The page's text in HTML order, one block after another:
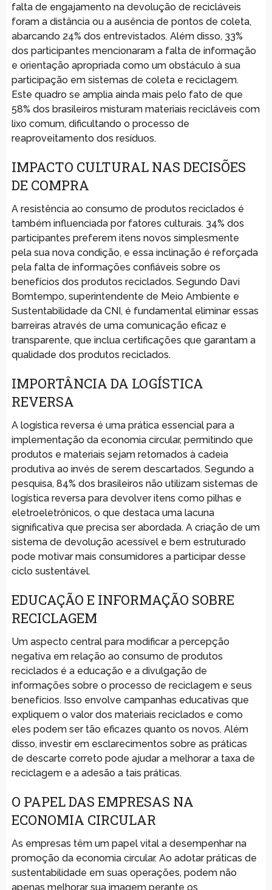
falta de engajamento na devolução de recicláveis
foram a distância ou a ausência de pontos de coleta,
abarcando 24% dos entrevistados. Além disso, 33%
dos participantes mencionaram a falta de informação
e orientação apropriada como um obstáculo à sua
participação em sistemas de coleta e reciclagem.
Este quadro se amplia ainda mais pelo fato de que
58% dos brasileiros misturam materiais recicláveis com
lixo comum, dificultando o processo de
reaproveitamento dos resíduos.
IMPACTO CULTURAL NAS DECISÕES
DE COMPRA
A resistência ao consumo de produtos reciclados é
também influenciada por fatores culturais. 34% dos
participantes preferem itens novos simplesmente
pela sua nova condição, e essa inclinação é reforçada
pela falta de informações confiáveis sobre os
benefícios dos produtos reciclados. Segundo Davi
Bomtempo, superintendente de Meio Ambiente e
Sustentabilidade da CNI, é fundamental eliminar essas
barreiras através de uma comunicação eficaz e
transparente, que inclua certificações que garantam a
qualidade dos produtos reciclados.
IMPORTÂNCIA DA LOGÍSTICA
REVERSA
A logística reversa é uma prática essencial para a
implementação da economia circular, permitindo que
produtos e materiais sejam retornados à cadeia
produtiva ao invés de serem descartados. Segundo a
pesquisa, 84% dos brasileiros não utilizam sistemas de
logística reversa para devolver itens como pilhas e
eletroeletrônicos, o que destaca uma lacuna
significativa que precisa ser abordada. A criação de um
sistema de devolução acessível e bem estruturado
pode motivar mais consumidores a participar desse
ciclo sustentável.
EDUCAÇÃO E INFORMAÇÃO SOBRE
RECICLAGEM
Um aspecto central para modificar a percepção
negativa em relação ao consumo de produtos
reciclados é a educação e a divulgação de
informações sobre o processo de reciclagem e seus
benefícios. Isso envolve campanhas educativas que
expliquem o valor dos materiais reciclados e como
eles podem ser tão eficazes quanto os novos. Além
disso, investir em esclarecimentos sobre as práticas
de descarte correto pode ajudar a melhorar a taxa de
reciclagem e a adesão a tais práticas.
O PAPEL DAS EMPRESAS NA
ECONOMIA CIRCULAR
As empresas têm um papel vital a desempenhar na
promoção da economia circular. Ao adotar práticas de
sustentabilidade em suas operações, podem não
apenas melhorar sua imagem perante os